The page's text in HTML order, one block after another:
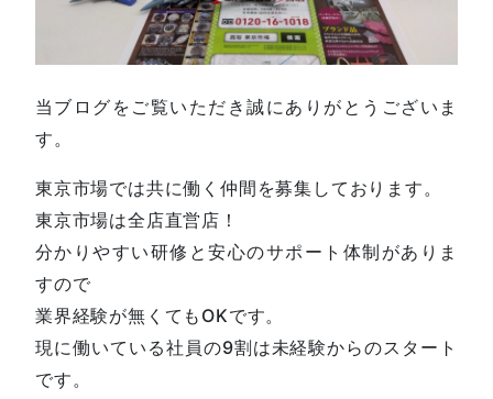
当ブログをご覧いただき誠にありがとうございま
す。
東京市場では共に働く仲間を募集しております。
東京市場は全店直営店！
分かりやすい研修と安心のサポート体制がありま
すので
業界経験が無くてもOKです。
現に働いている社員の9割は未経験からのスタート
です。